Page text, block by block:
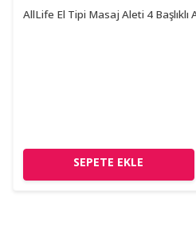
AllLife El Tipi Masaj Aleti 4 Başlıklı
SEPETE EKLE